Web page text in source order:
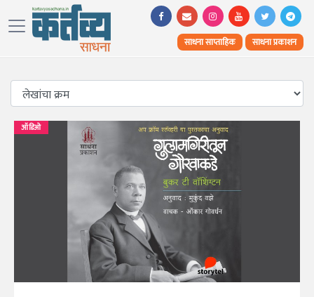
साधना साप्ताहिक साधना प्रकाशन
ऑडिओ